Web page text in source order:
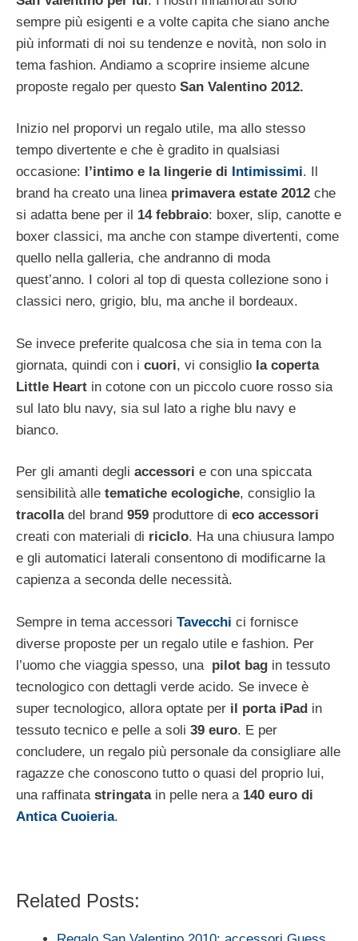
sempre più esigenti e a volte capita che siano anche
più informati di noi su tendenze e novità, non solo in
tema fashion. Andiamo a scoprire insieme alcune
proposte regalo per questo San Valentino 2012.
Inizio nel proporvi un regalo utile, ma allo stesso
tempo divertente e che è gradito in qualsiasi
occasione: l’intimo e la lingerie di Intimissimi. Il
brand ha creato una linea primavera estate 2012 che
si adatta bene per il 14 febbraio: boxer, slip, canotte e
boxer classici, ma anche con stampe divertenti, come
quello nella galleria, che andranno di moda
quest’anno. I colori al top di questa collezione sono i
classici nero, grigio, blu, ma anche il bordeaux.
Se invece preferite qualcosa che sia in tema con la
giornata, quindi con i cuori, vi consiglio la coperta
Little Heart in cotone con un piccolo cuore rosso sia
sul lato blu navy, sia sul lato a righe blu navy e
bianco.
Per gli amanti degli accessori e con una spiccata
sensibilità alle tematiche ecologiche, consiglio la
tracolladel brand 959 produttore di eco accessori
creati con materiali di riciclo. Ha una chiusura lampo
e gli automatici laterali consentono di modificarne la
capienza a seconda delle necessità.
Sempre in tema accessori Tavecchi ci fornisce
diverse proposte per un regalo utile e fashion. Per
l’uomo che viaggia spesso, una pilot bag in tessuto
tecnologico con dettagli verde acido. Se invece è
super tecnologico, allora optate per il porta iPad in
tessuto tecnico e pelle a soli 39 euro. E per
concludere, un regalo più personale da consigliare alle
ragazze che conoscono tutto o quasi del proprio lui,
una raffinata stringatain pelle nera a 140 euro di
Antica Cuoieria.
Related Posts: